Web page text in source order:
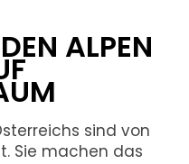
ALPEN
sind von
Sie machen das